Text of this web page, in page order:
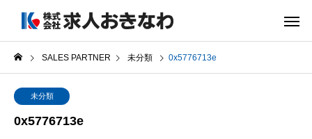
SALES PARTNER 未分類 0x5776713e
未分類
0x5776713e